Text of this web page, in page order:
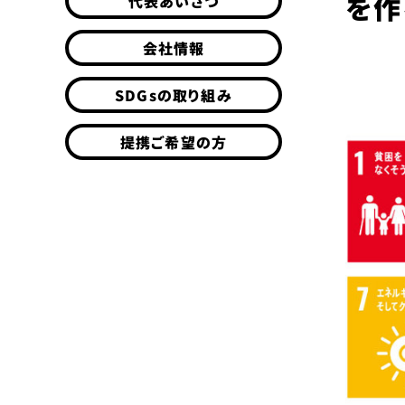
会社情報
SDGsの取り組み
提携ご希望の方